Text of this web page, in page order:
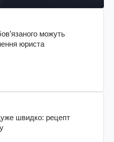
можуть
юриста
швидко: рецепт